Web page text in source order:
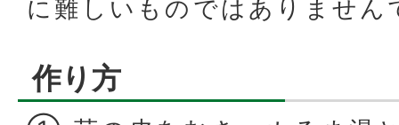
に難しいものではありません
作り方